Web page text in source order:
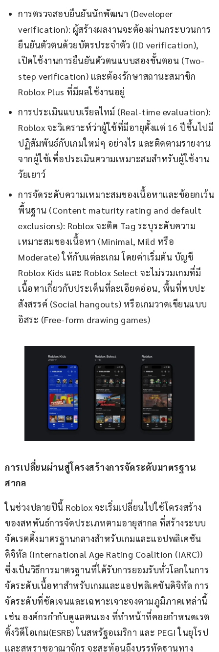
การตรวจสอบยืนยันนักพัฒนา (Developer
verification): ผู้สร้างผลงานจะต้องผ่านกระบวนการ
ยืนยันตัวตนด้วยบัตรประจำตัว (ID verification),
เปิดใช้งานการยืนยันตัวตนแบบสองขั้นตอน (Two-
step verification) และต้องรักษาสถานะสมาชิก
Roblox Plus ที่มีผลใช้งานอยู่
การประเมินแบบเรียลไทม์ (Real-time evaluation):
Roblox จะวิเคราะห์ว่าผู้ใช้ที่มีอายุตั้งแต่ 16 ปีขึ้นไปมี
ปฏิสัมพันธ์กับเกมใหม่ๆ อย่างไร และติดตามรายงาน
จากผู้ใช้เพื่อประเมินความเหมาะสมสำหรับผู้ใช้งาน
วัยเยาว์
การจัดระดับความเหมาะสมของเนื้อหาและข้อยกเว้น
พื้นฐาน (Content maturity rating and default
exclusions): Roblox จะติด Tag ระบุระดับความ
เหมาะสมของเนื้อหา (Minimal, Mild หรือ
Moderate) ให้กับแต่ละเกม โดยค่าเริ่มต้น บัญชี
Roblox Kids และ Roblox Select จะไม่รวมเกมที่มี
เนื้อหาเกี่ยวกับประเด็นที่ละเอียดอ่อน, พื้นที่พบปะ
สังสรรค์ (Social hangouts) หรือเกมวาดเขียนแบบ
อิสระ (Free-form drawing games)
การเปลี่ยนผ่านสู่โครงสร้างการจัดระดับมาตรฐาน
สากล
ในช่วงปลายปีนี้ Roblox จะเริ่มเปลี่ยนไปใช้โครงสร้าง
ของสหพันธ์การจัดประเภทตามอายุสากล ที่สร้างระบบ
จัดเรตติ้งมาตรฐานกลางสำหรับเกมและแอปพลิเคชัน
ดิจิทัล (International Age Rating Coalition (IARC))
ซึ่งเป็นวิธีการมาตรฐานที่ได้รับการยอมรับทั่วโลกในการ
จัดระดับเนื้อหาสำหรับเกมและแอปพลิเคชันดิจิทัล การ
จัดระดับที่ชัดเจนและเฉพาะเจาะจงตามภูมิภาคเหล่านี้
เช่น องค์กรกำกับดูแลตนเอง ที่ทำหน้าที่คอยกำหนดเรต
ติ้งวิดีโอเกม(ESRB) ในสหรัฐอเมริกา และ PEGI ในยุโรป
และสหราชอาณาจักร จะสะท้อนถึงบรรทัดฐานทาง